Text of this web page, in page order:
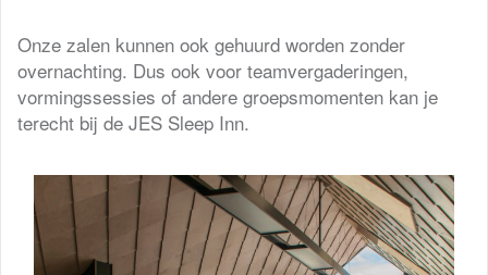
Onze zalen kunnen ook gehuurd worden zonder
overnachting. Dus ook voor teamvergaderingen,
vormingssessies of andere groepsmomenten kan je
terecht bij de JES Sleep Inn.